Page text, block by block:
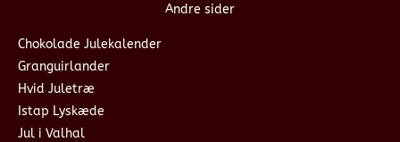
Andre sider
Chokolade Julekalender
Granguirlander
Hvid Juletræ
Istap Lyskæde
Jul i Valhal